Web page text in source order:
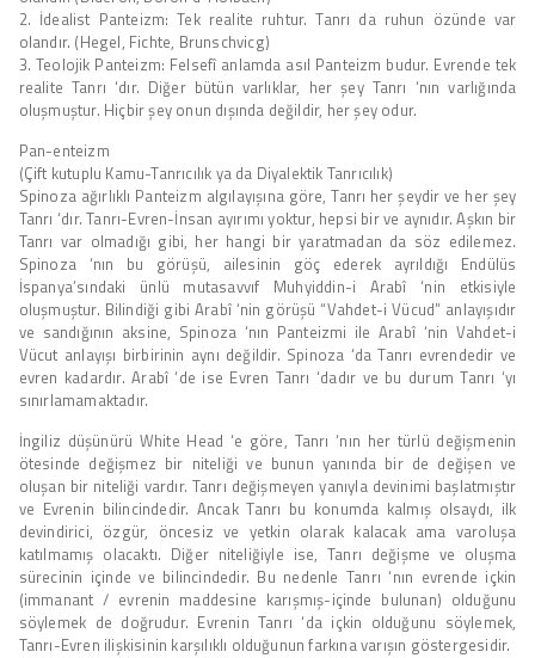
2. İdealist Panteizm: Tek realite ruhtur. Tanrı da ruhun özünde var
olandır. (Hegel, Fichte, Brunschvicg)
3. Teolojik Panteizm: Felsefî anlamda asıl Panteizm budur. Evrende tek
realite Tanrı ‘dır. Diğer bütün varlıklar, her şey Tanrı ‘nın varlığında
oluşmuştur. Hiçbir şey onun dışında değildir, her şey odur.
Pan-enteizm
(Çift kutuplu Kamu-Tanrıcılık ya da Diyalektik Tanrıcılık)
Spinoza ağırlıklı Panteizm algılayışına göre, Tanrı her şeydir ve her şey
Tanrı ‘dır. Tanrı-Evren-İnsan ayırımı yoktur, hepsi bir ve aynıdır. Aşkın bir
Tanrı var olmadığı gibi, her hangi bir yaratmadan da söz edilemez.
Spinoza ‘nın bu görüşü, ailesinin göç ederek ayrıldığı Endülüs
İspanya’sındaki ünlü mutasavvıf Muhyiddin-i Arabî ‘nin etkisiyle
oluşmuştur. Bilindiği gibi Arabî ‘nin görüşü “Vahdet-i Vücud” anlayışıdır
ve sandığının aksine, Spinoza ‘nın Panteizmi ile Arabî ‘nin Vahdet-i
Vücut anlayışı birbirinin aynı değildir. Spinoza ‘da Tanrı evrendedir ve
evren kadardır. Arabî ‘de ise Evren Tanrı ‘dadır ve bu durum Tanrı ‘yı
sınırlamamaktadır.
İngiliz düşünürü White Head ‘e göre, Tanrı ‘nın her türlü değişmenin
ötesinde değişmez bir niteliği ve bunun yanında bir de değişen ve
oluşan bir niteliği vardır. Tanrı değişmeyen yanıyla devinimi başlatmıştır
ve Evrenin bilincindedir. Ancak Tanrı bu konumda kalmış olsaydı, ilk
devindirici, özgür, öncesiz ve yetkin olarak kalacak ama varoluşa
katılmamış olacaktı. Diğer niteliğiyle ise, Tanrı değişme ve oluşma
sürecinin içinde ve bilincindedir. Bu nedenle Tanrı ‘nın evrende içkin
(immanant / evrenin maddesine karışmış-içinde bulunan) olduğunu
söylemek de doğrudur. Evrenin Tanrı ‘da içkin olduğunu söylemek,
Tanrı-Evren ilişkisinin karşılıklı olduğunun farkına varışın göstergesidir.